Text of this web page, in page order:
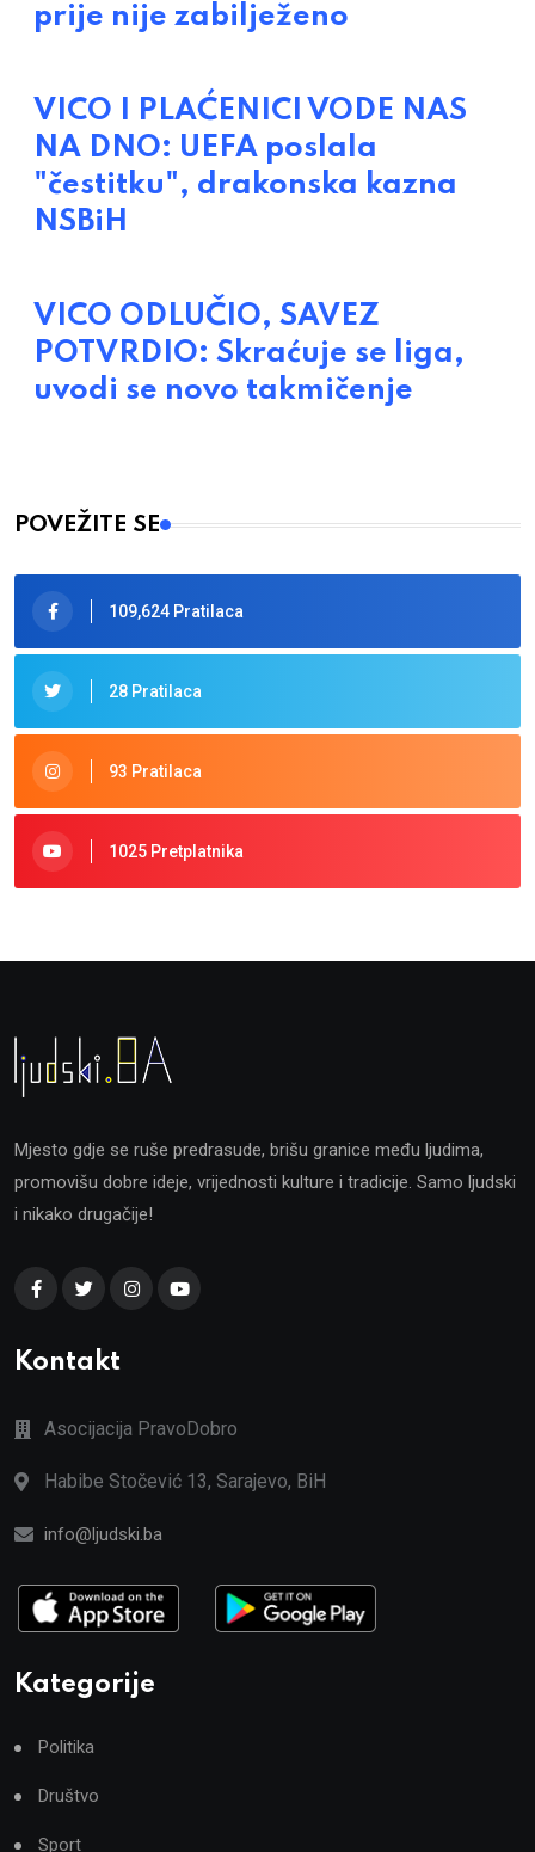
prije nije zabilježeno
VICO I PLAĆENICI VODE NAS
NA DNO: UEFA poslala
"čestitku", drakonska kazna
NSBiH
VICO ODLUČIO, SAVEZ
POTVRDIO: Skraćuje se liga,
uvodi se novo takmičenje
POVEŽITE SE
109,624 Pratilaca
28 Pratilaca
93 Pratilaca
1025 Pretplatnika
Mjesto gdje se ruše predrasude, brišu granice među ljudima,
promovišu dobre ideje, vrijednosti kulture i tradicije. Samo ljudski
i nikako drugačije!
Kontakt
Asocijacija PravoDobro
Habibe Stočević 13, Sarajevo, BiH
info@ljudski.ba
Kategorije
Politika
Društvo
Sport